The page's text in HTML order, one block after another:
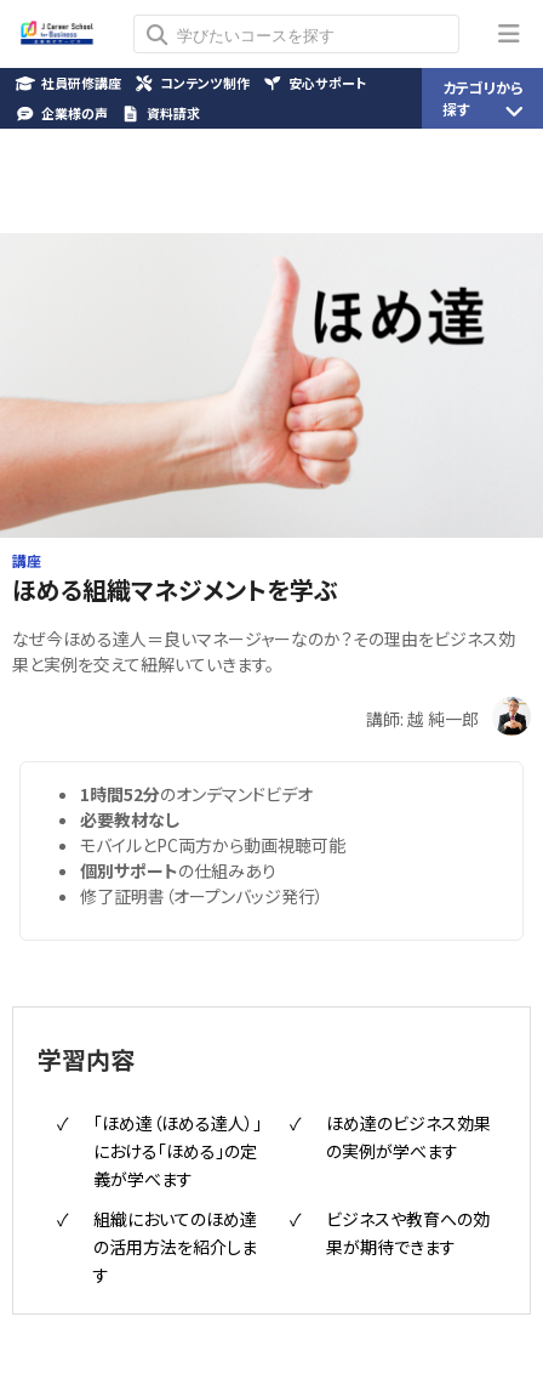
講座
ほめる組織マネジメントを学ぶ
なぜ今ほめる達人＝良いマネージャーなのか？その理由をビジネス効
果と実例を交えて紐解いていきます。
講師: 越 純一郎
1時間52分のオンデマンドビデオ
必要教材なし
モバイルとPC両方から動画視聴可能
個別サポートの仕組みあり
修了証明書（オープンバッジ発行）
学習内容
「ほめ達（ほめる達人）」
における「ほめる」の定
義が学べます
ほめ達のビジネス効果
の実例が学べます
組織においてのほめ達
の活用方法を紹介しま
す
ビジネスや教育への効
果が期待できます
社員研修講座 コンテンツ制作
安心サポート
企業様の声
資料請求
カテゴリから
探す